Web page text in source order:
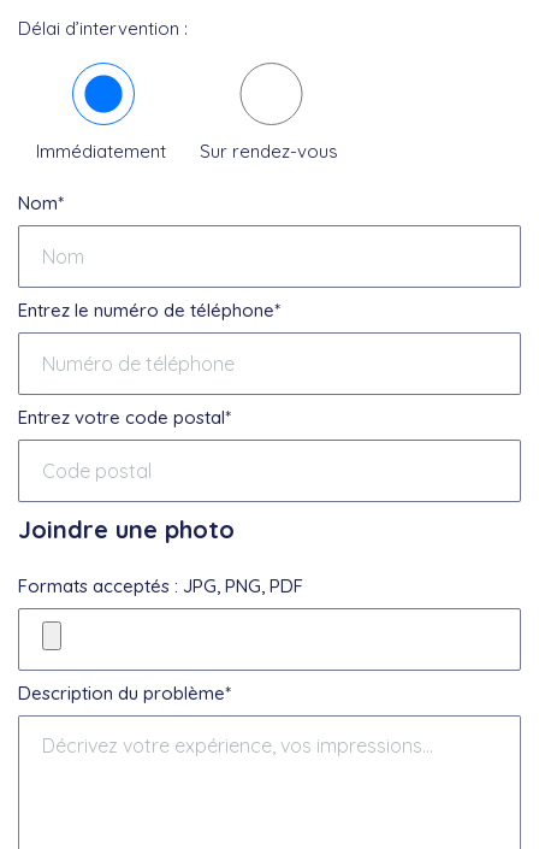
Délai d’intervention :
Immédiatement Sur rendez-vous
Nom*
Entrez le numéro de téléphone*
Entrez votre code postal*
Joindre une photo
Formats acceptés : JPG, PNG, PDF
Description du problème*